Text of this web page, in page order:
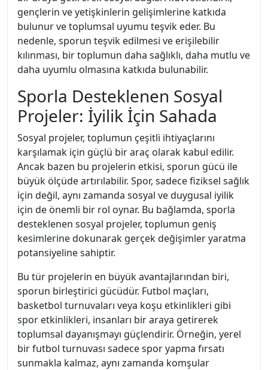
gençlerin ve yetişkinlerin gelişimlerine katkıda
bulunur ve toplumsal uyumu teşvik eder. Bu
nedenle, sporun teşvik edilmesi ve erişilebilir
kılınması, bir toplumun daha sağlıklı, daha mutlu ve
daha uyumlu olmasına katkıda bulunabilir.
Sporla Desteklenen Sosyal
Projeler: İyilik İçin Sahada
Sosyal projeler, toplumun çeşitli ihtiyaçlarını
karşılamak için güçlü bir araç olarak kabul edilir.
Ancak bazen bu projelerin etkisi, sporun gücü ile
büyük ölçüde artırılabilir. Spor, sadece fiziksel sağlık
için değil, aynı zamanda sosyal ve duygusal iyilik
için de önemli bir rol oynar. Bu bağlamda, sporla
desteklenen sosyal projeler, toplumun geniş
kesimlerine dokunarak gerçek değişimler yaratma
potansiyeline sahiptir.
Bu tür projelerin en büyük avantajlarından biri,
sporun birleştirici gücüdür. Futbol maçları,
basketbol turnuvaları veya koşu etkinlikleri gibi
spor etkinlikleri, insanları bir araya getirerek
toplumsal dayanışmayı güçlendirir. Örneğin, yerel
bir futbol turnuvası sadece spor yapma fırsatı
sunmakla kalmaz, aynı zamanda komşular